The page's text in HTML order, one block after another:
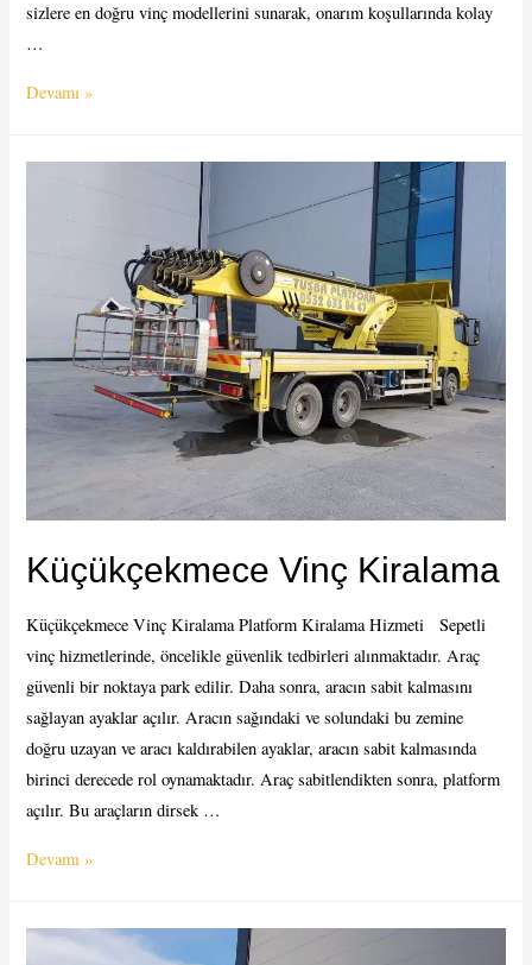
sizlere en doğru vinç modellerini sunarak, onarım koşullarında kolay
…
Küçükçekmece
Devamı »
Küçükçekmece Vinç Kiralama
Küçükçekmece Vinç Kiralama Platform Kiralama Hizmeti Sepetli
vinç hizmetlerinde, öncelikle güvenlik tedbirleri alınmaktadır. Araç
güvenli bir noktaya park edilir. Daha sonra, aracın sabit kalmasını
sağlayan ayaklar açılır. Aracın sağındaki ve solundaki bu zemine
doğru uzayan ve aracı kaldırabilen ayaklar, aracın sabit kalmasında
birinci derecede rol oynamaktadır. Araç sabitlendikten sonra, platform
açılır. Bu araçların dirsek …
Küçükçekmece
Devamı »